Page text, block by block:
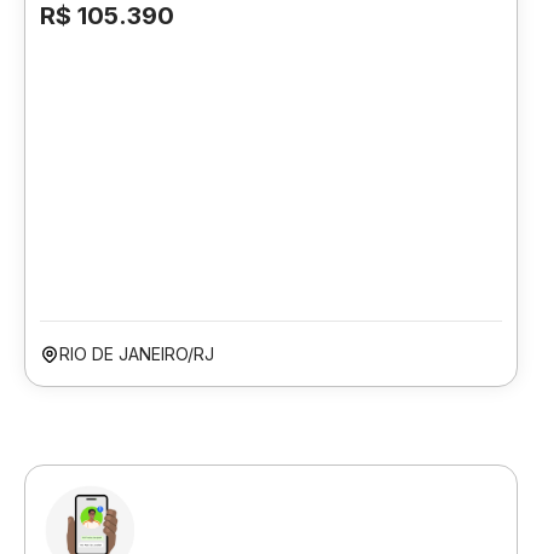
R$ 105.390
RIO DE JANEIRO/RJ